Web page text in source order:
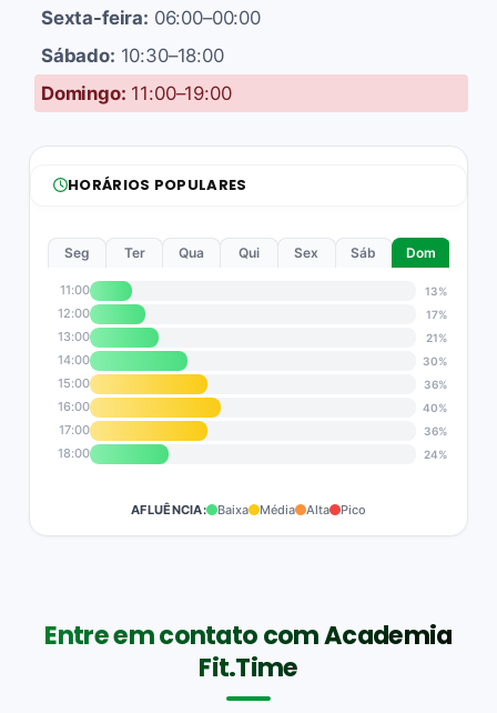
Sexta-feira: 06:00–00:00
Sábado: 10:30–18:00
Domingo: 11:00–19:00
HORÁRIOS POPULARES
Seg Ter Qua Qui Sex Sáb Dom
11:00 13%
12:00 17%
13:00 21%
14:00 30%
15:00 36%
16:00 40%
17:00 36%
18:00 24%
AFLUÊNCIA: Baixa Média Alta Pico
Entre em contato com Academia
Fit.Time